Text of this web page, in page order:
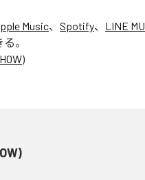
Music、 Spotify、 LINE
。